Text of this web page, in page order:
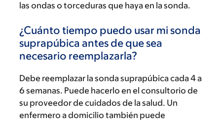
las ondas o torceduras que haya en la sonda.
¿Cuánto tiempo puedo usar mi sonda
suprapúbica antes de que sea
necesario reemplazarla?
Debe reemplazar la sonda suprapúbica cada 4 a
6 semanas. Puede hacerlo en el consultorio de
su proveedor de cuidados de la salud. Un
enfermero a domicilio también puede